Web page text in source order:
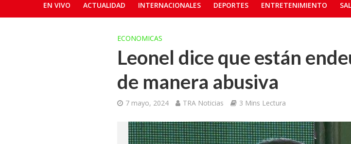
EN VIVO ACTUALIDAD INTERNACIONALES DEPORTES ENTRETENIMIENTO
ECONOMICAS
Leonel dice que están
de manera abusiva
7 mayo, 2024 TRA Noticias 3 Mins Lectura